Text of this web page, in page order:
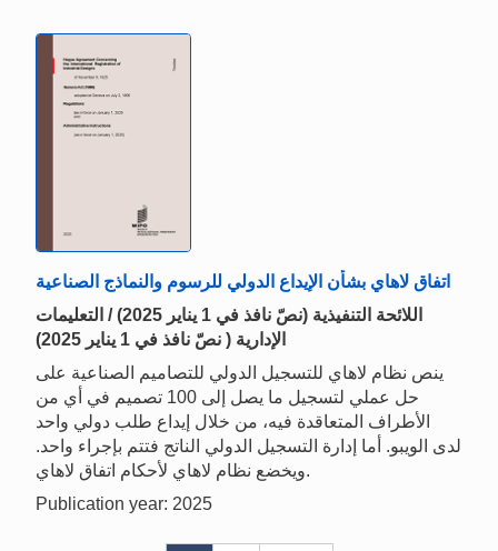
اتفاق لاهاي بشأن الإيداع الدولي للرسوم والنماذج الصناعية
اللائحة التنفيذية (نصّ نافذ في 1 يناير 2025) / التعليمات
الإدارية ( نصّ نافذ في 1 يناير 2025)
ينص نظام لاهاي للتسجيل الدولي للتصاميم الصناعية على
حل عملي لتسجيل ما يصل إلى 100 تصميم في أي من
الأطراف المتعاقدة فيه، من خلال إيداع طلب دولي واحد
لدى الويبو. أما إدارة التسجيل الدولي الناتج فتتم بإجراء واحد.
ويخضع نظام لاهاي لأحكام اتفاق لاهاي.
Publication year: 2025